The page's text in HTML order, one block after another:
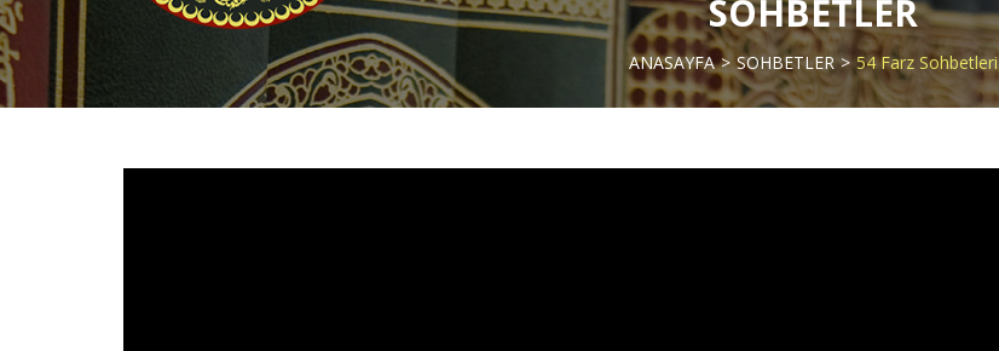
SOHBETLER
ANASAYFA SOHBETLER 54 Farz Sohbetleri